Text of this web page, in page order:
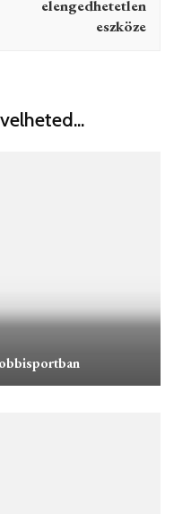
elengedhetetlen
eszköze